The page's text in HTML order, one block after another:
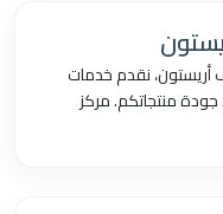
نقدم خدمات
منتجاتكم. مركز